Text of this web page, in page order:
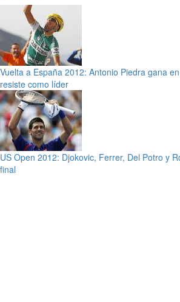
Vuelta a España 2012: Antonio Piedra gana
resiste como líder
US Open 2012: Djokovic, Ferrer, Del Potro y
final